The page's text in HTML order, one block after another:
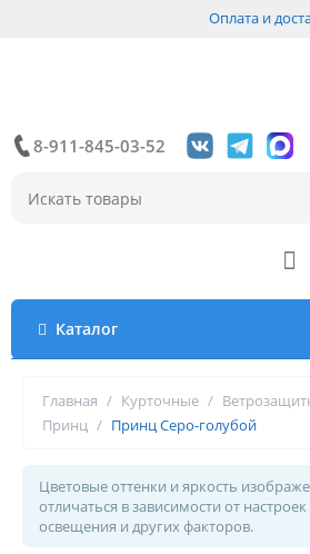
Оплата и
8-911-845-03-52
Каталог
Главная / Курточные /
Принц / Принц Серо-голубой
Цветовые оттенки и яркость
отличаться в зависимости от
освещения и других факторов.